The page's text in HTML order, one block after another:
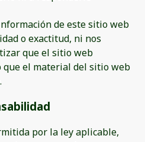
de este sitio web
o exactitud, ni nos
que el sitio web
que el material del sitio web
por la ley aplicable,